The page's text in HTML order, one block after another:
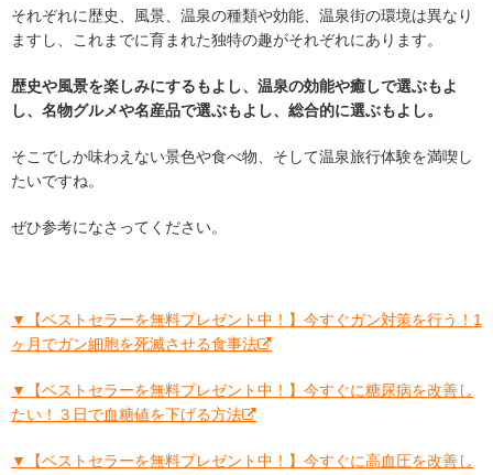
それぞれに歴史、風景、温泉の種類や効能、温泉街の環境は異なり
ますし、これまでに育まれた独特の趣がそれぞれにあります。
歴史や風景を楽しみにするもよし、温泉の効能や癒しで選ぶもよ
し、名物グルメや名産品で選ぶもよし、総合的に選ぶもよし。
そこでしか味わえない景色や食べ物、そして温泉旅行体験を満喫し
たいですね。
ぜひ参考になさってください。
▼【ベストセラーを無料プレゼント中！】今すぐガン対策を行う！1
ヶ月でガン細胞を死滅させる食事法
▼【ベストセラーを無料プレゼント中！】今すぐに糖尿病を改善し
たい！３日で血糖値を下げる方法
▼【ベストセラーを無料プレゼント中！】今すぐに高血圧を改善し